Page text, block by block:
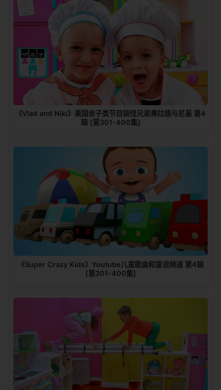
《Vlad and Niki》美国亲子类节目搞怪兄弟弗拉德与尼基 第4
辑 [第301-400集]
《Super Crazy Kids》Youtube儿童歌曲和童谣频道 第4辑
[第301-400集]